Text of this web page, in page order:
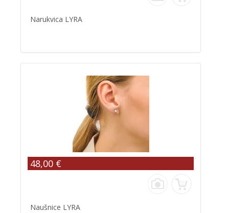
Narukvica LYRA
48,00 €
Naušnice LYRA